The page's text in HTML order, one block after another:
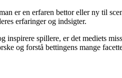
er en erfaren bettor eller ny til
erfaringer og indsigter.
spillere, er det mediets
og forstå bettingens mange